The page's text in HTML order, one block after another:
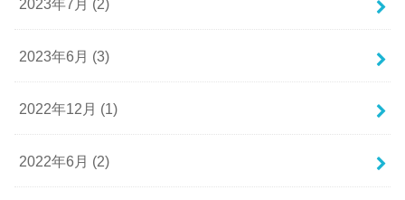
2023年7月 (2)
2023年6月 (3)
2022年12月 (1)
2022年6月 (2)